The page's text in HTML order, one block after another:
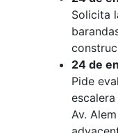
Solicita
24 de
Pide
Av.